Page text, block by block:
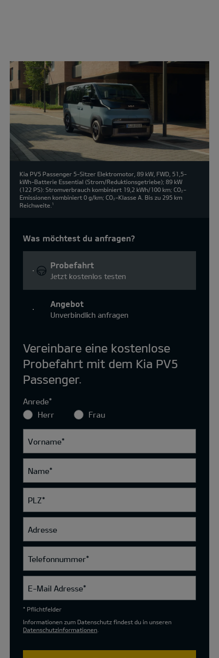
Modell
wählen:
Kia PV5 Passenger 5-Sitzer Elektromotor, 89 kW, FWD, 51,5-
kWh-Batterie Essential (Strom/Reduktionsgetriebe); 89 kW
(122 PS): Stromverbrauch kombiniert 19,2 kWh/100 km; CO₂-
Emissionen kombiniert 0 g/km; CO₂-Klasse A. Bis zu 295 km
Reichweite.
1
Was möchtest du anfragen?
Probefahrt
Jetzt kostenlos testen
Angebot
Unverbindlich anfragen
Vereinbare eine kostenlose
Probefahrt mit dem Kia PV5
Passenger.
Anrede*
Herr
Frau
Vorname*
Name*
PLZ*
Adresse
Telefonnummer*
E-Mail Adresse*
* Pflichtfelder
Informationen zum Datenschutz findest du in unseren
Datenschutzinformationen